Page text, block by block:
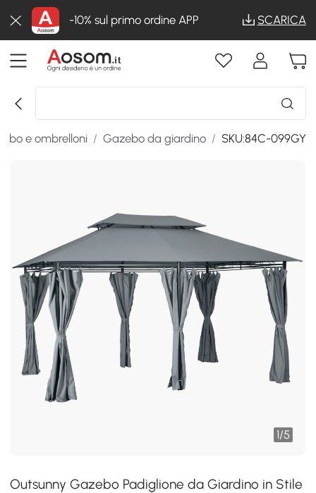
-10% sul primo ordine APP SCARICA
e ombrelloni / Gazebo da giardino / SKU:84C-099GY
1/5
Outsunny Gazebo Padiglione da Giardino in Stile